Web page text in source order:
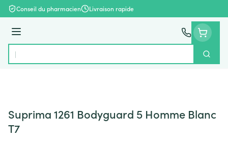
Aller au contenu
Conseil du pharmacien Livraison rapide
Menu
Rechercher
Suprima 1261 Bodyguard 5 Homme Blanc
T7